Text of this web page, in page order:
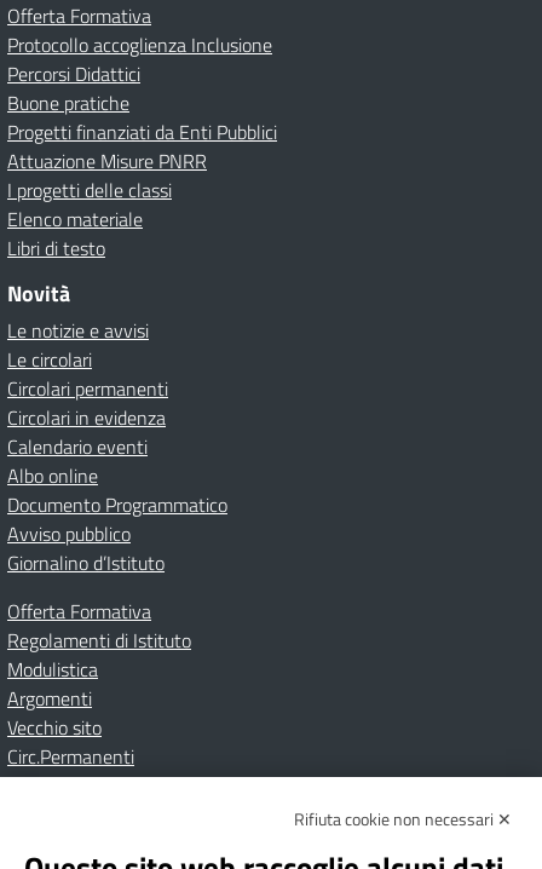
Offerta Formativa
Protocollo accoglienza Inclusione
Percorsi Didattici
Buone pratiche
Progetti finanziati da Enti Pubblici
Attuazione Misure PNRR
I progetti delle classi
Elenco materiale
Libri di testo
Novità
Le notizie e avvisi
Le circolari
Circolari permanenti
Circolari in evidenza
Calendario eventi
Albo online
Documento Programmatico
Avviso pubblico
Giornalino d’Istituto
Offerta Formativa
Regolamenti di Istituto
Modulistica
Argomenti
Vecchio sito
Circ.Permanenti
Albo onlinePrivacy Policy
Dichiarazione di accessibilità
Note Legali
Rifiuta cookie non necessari ✕